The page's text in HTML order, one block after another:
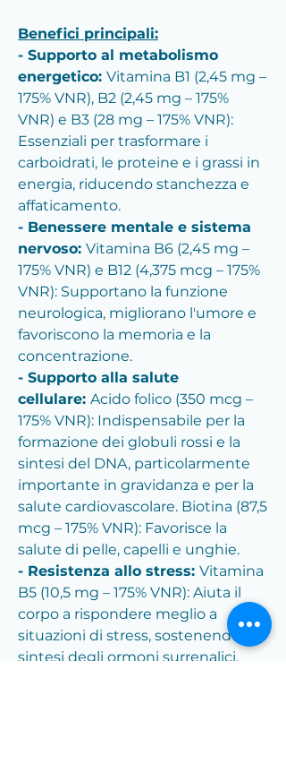
Benefici principali:
- Supporto al metabolismo
energetico: Vitamina B1 (2,45 mg –
175% VNR), B2 (2,45 mg – 175%
VNR) e B3 (28 mg – 175% VNR):
Essenziali per trasformare i
carboidrati, le proteine e i grassi in
energia, riducendo stanchezza e
affaticamento.
- Benessere mentale e sistema
nervoso: Vitamina B6 (2,45 mg –
175% VNR) e B12 (4,375 mcg – 175%
VNR): Supportano la funzione
neurologica, migliorano l'umore e
favoriscono la memoria e la
concentrazione.
- Supporto alla salute
cellulare: Acido folico (350 mcg –
175% VNR): Indispensabile per la
formazione dei globuli rossi e la
sintesi del DNA, particolarmente
importante in gravidanza e per la
salute cardiovascolare. Biotina (87,5
mcg – 175% VNR): Favorisce la
salute di pelle, capelli e unghie.
- Resistenza allo stress: Vitamina
B5 (10,5 mg – 175% VNR): Aiuta il
corpo a rispondere meglio a
situazioni di stress, sostenendo la
sintesi degli ormoni surrenalici.